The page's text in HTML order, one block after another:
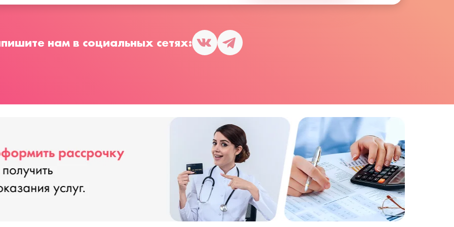
нам в социальных сетях: